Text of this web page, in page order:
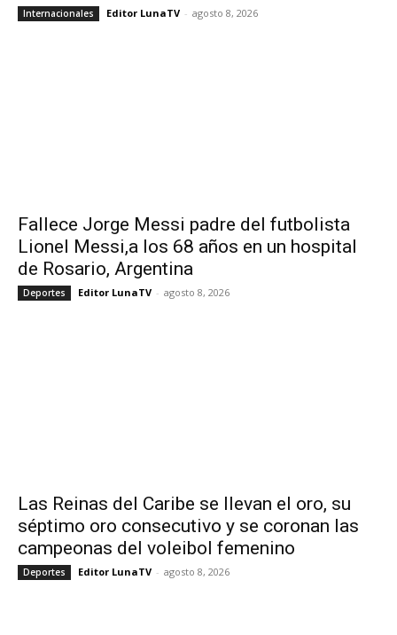
Internacionales Editor LunaTV - agosto 8, 2026
Fallece Jorge Messi padre del futbolista
Lionel Messi,a los 68 años en un hospital
de Rosario, Argentina
Deportes Editor LunaTV - agosto 8, 2026
Las Reinas del Caribe se llevan el oro, su
séptimo oro consecutivo y se coronan las
campeonas del voleibol femenino
Deportes Editor LunaTV - agosto 8, 2026